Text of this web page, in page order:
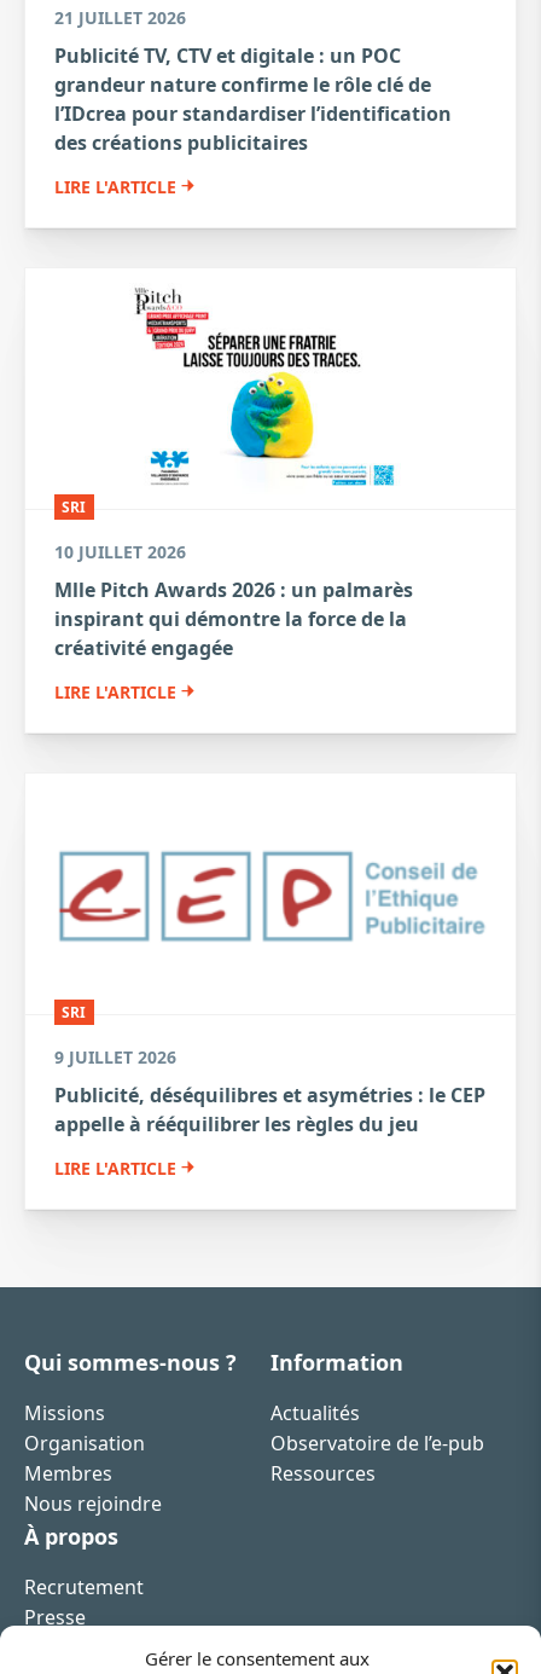
Gérer le consentement aux
21 JUILLET 2026
Publicité TV, CTV et digitale : un POC
grandeur nature confirme le rôle clé de
l’IDcrea pour standardiser l’identification
des créations publicitaires
LIRE L'ARTICLE
SRI
10 JUILLET 2026
Mlle Pitch Awards 2026 : un palmarès
inspirant qui démontre la force de la
créativité engagée
LIRE L'ARTICLE
SRI
9 JUILLET 2026
Publicité, déséquilibres et asymétries : le CEP
appelle à rééquilibrer les règles du jeu
LIRE L'ARTICLE
Qui sommes-nous ?
Missions
Organisation
Membres
Nous rejoindre
Information
Actualités
Observatoire de l’e-pub
Ressources
À propos
Recrutement
Presse